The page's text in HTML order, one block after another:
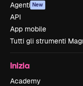
Agenti New
API
App mobile
Tutti gli strumenti
Inizia
Academy